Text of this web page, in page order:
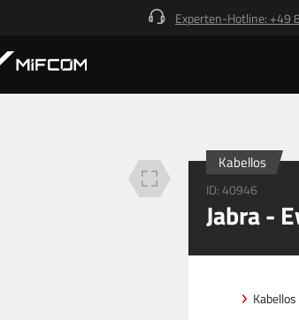
Experten-Hotline: +49
Technische Details
Kabellos
ID:40946
Jabra -
Kabellos